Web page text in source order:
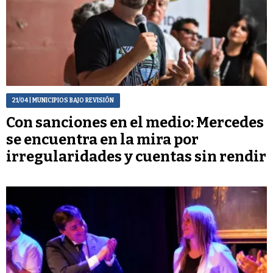
21/04| MUNICIPIOS BAJO REVISIÓN
Con sanciones en el medio: Mercedes
se encuentra en la mira por
irregularidades y cuentas sin rendir